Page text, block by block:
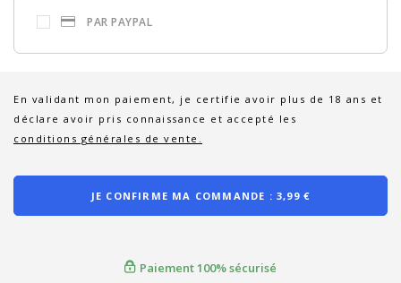
PAR PAYPAL
En validant mon paiement, je certifie avoir plus de 18 ans et
déclare avoir pris connaissance et accepté les
conditions générales de vente.
JE CONFIRME MA COMMANDE : 3,99 €
Paiement 100% sécurisé